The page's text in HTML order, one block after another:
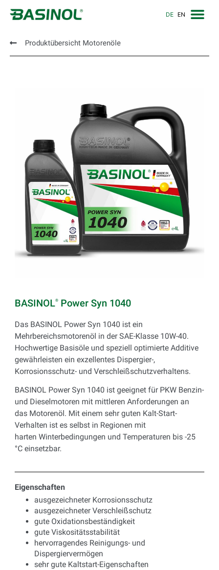
DE EN
Produktübersicht Motorenöle
BASINOL® Power Syn 1040
Das BASINOL Power Syn 1040 ist ein
Mehrbereichsmotorenöl in der SAE-Klasse 10W-40.
Hochwertige Basisöle und speziell optimierte Additive
gewährleisten ein exzellentes Dispergier-,
Korrosionsschutz- und Verschleißschutzverhaltens.
BASINOL Power Syn 1040 ist geeignet für PKW Benzin-
und Dieselmotoren mit mittleren Anforderungen an
das Motorenöl. Mit einem sehr guten Kalt-Start-
Verhalten ist es selbst in Regionen mit
harten Winterbedingungen und Temperaturen bis -25
°C einsetzbar.
Eigenschaften
ausgezeichneter Korrosionsschutz
ausgezeichneter Verschleißschutz
gute Oxidationsbeständigkeit
gute Viskositätsstabilität
hervorragendes Reinigungs- und
Dispergiervermögen
sehr gute Kaltstart-Eigenschaften